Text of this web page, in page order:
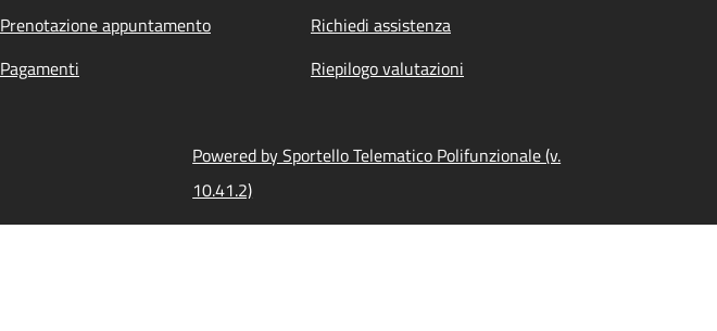
Prenotazione appuntamento
Richiedi assistenza
Pagamenti
Riepilogo valutazioni
Powered by Sportello Telematico Polifunzionale (v.
10.41.2)